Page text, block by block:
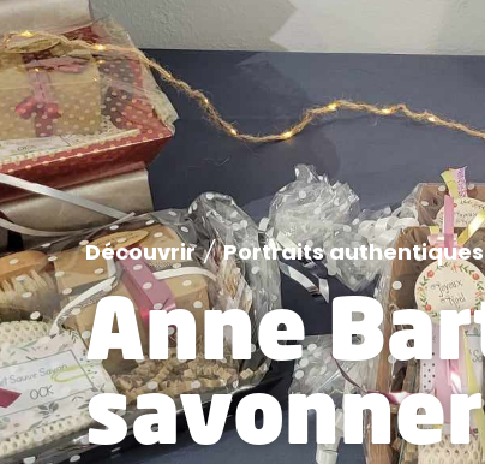
Découvrir / Portraits authentiques
Anne